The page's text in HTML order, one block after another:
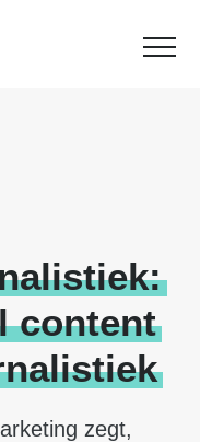
content
zegt,